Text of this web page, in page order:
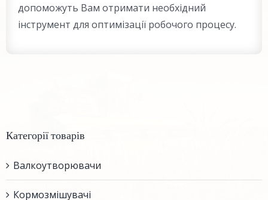
допоможуть Вам отримати необхідний
інструмент для оптимізації робочого процесу.
Категорії товарів
Валкоутворювачи
Кормозмішувачі